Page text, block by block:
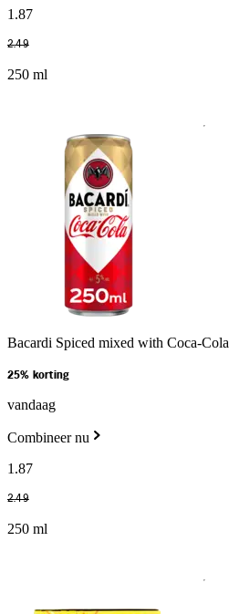
1 .87
2.49
250 ml
Bacardi Spiced mixed with Coca-Cola
25% korting
vandaag
Combineer nu
1 .87
2.49
250 ml